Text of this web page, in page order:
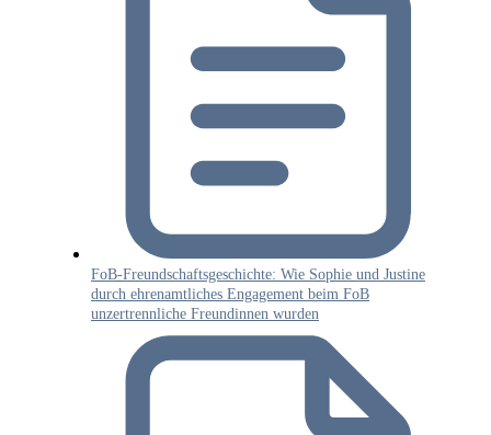
FoB-Freundschaftsgeschichte: Wie Sophie und Justine
durch ehrenamtliches Engagement beim FoB
unzertrennliche Freundinnen wurden